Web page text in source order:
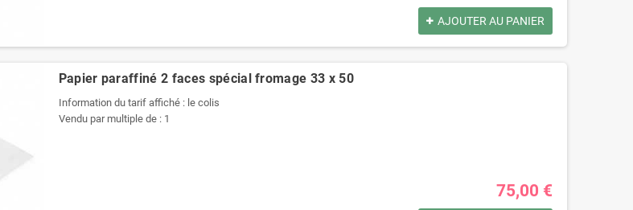
AJOUTER AU PANIER
Papier paraffiné 2 faces spécial fromage 33 x 50
Information du tarif affiché : le colis
Vendu par multiple de : 1
75,00 €